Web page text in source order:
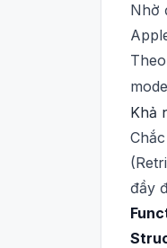
Nhờ
Khả
đầy